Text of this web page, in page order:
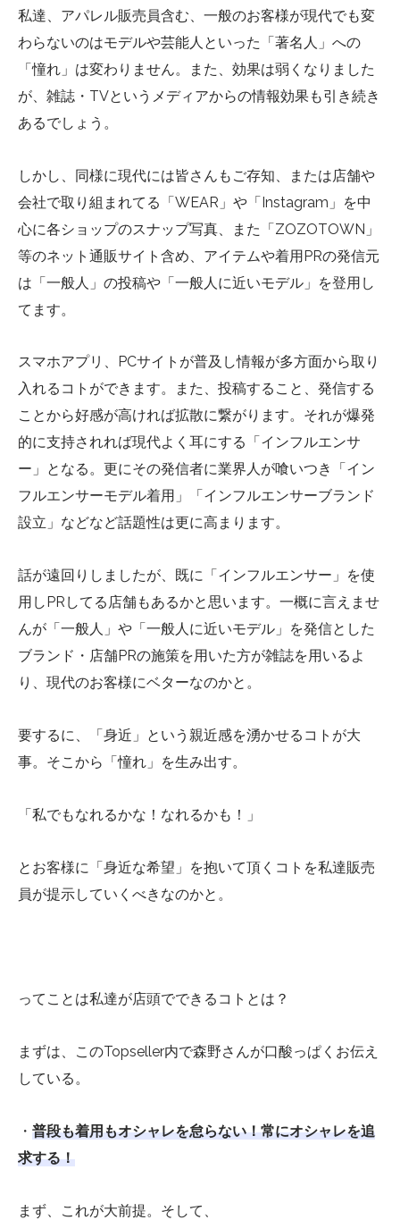
私達、アパレル販売員含む、一般のお客様が現代でも変
わらないのはモデルや芸能人といった「著名人」への
「憧れ」は変わりません。また、効果は弱くなりました
が、雑誌・TVというメディアからの情報効果も引き続き
あるでしょう。
しかし、同様に現代には皆さんもご存知、または店舗や
会社で取り組まれてる「WEAR」や「Instagram」を中
心に各ショップのスナップ写真、また「ZOZOTOWN」
等のネット通販サイト含め、アイテムや着用PRの発信元
は「一般人」の投稿や「一般人に近いモデル」を登用し
てます。
スマホアプリ、PCサイトが普及し情報が多方面から取り
入れるコトができます。また、投稿すること、発信する
ことから好感が高ければ拡散に繋がります。それが爆発
的に支持されれば現代よく耳にする「インフルエンサ
ー」となる。更にその発信者に業界人が喰いつき「イン
フルエンサーモデル着用」「インフルエンサーブランド
設立」などなど話題性は更に高まります。
話が遠回りしましたが、既に「インフルエンサー」を使
用しPRしてる店舗もあるかと思います。一概に言えませ
んが「一般人」や「一般人に近いモデル」を発信とした
ブランド・店舗PRの施策を用いた方が雑誌を用いるよ
り、現代のお客様にベターなのかと。
要するに、「身近」という親近感を湧かせるコトが大
事。そこから「憧れ」を生み出す。
「私でもなれるかな！なれるかも！」
とお客様に「身近な希望」を抱いて頂くコトを私達販売
員が提示していくべきなのかと。
ってことは私達が店頭でできるコトとは？
まずは、このTopseller内で森野さんが口酸っぱくお伝え
している。
・ 普段も着用もオシャレを怠らない！常にオシャレを追
求する！
まず、これが大前提。そして、